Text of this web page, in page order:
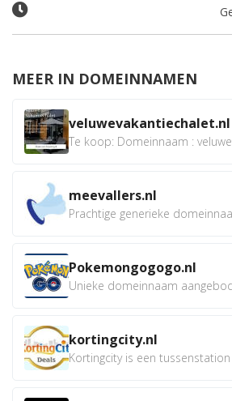
MEER IN DOMEINNAMEN
veluwevakantiechalet.nl
meevallers.nl
Pokemongogogo.nl
kortingcity.nl